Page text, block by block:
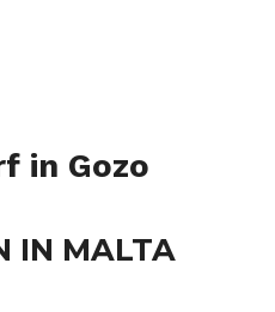
in Gozo
IN MALTA